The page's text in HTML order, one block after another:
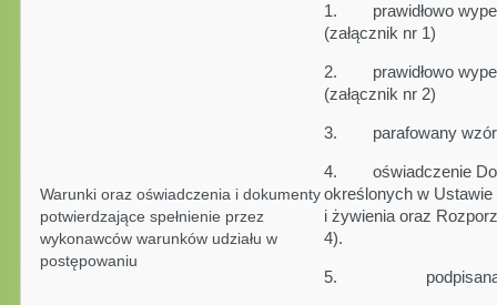
Warunki oraz oświadczenia i dokumenty
potwierdzające spełnienie przez
wykonawców warunków udziału w
postępowaniu
1. prawidłowo
(załącznik nr 1)
2. prawidłowo
(załącznik nr 2)
3. parafowany wzór
4. oświadczenie
określonych w
i żywienia oraz
4).
5. podpisana karta